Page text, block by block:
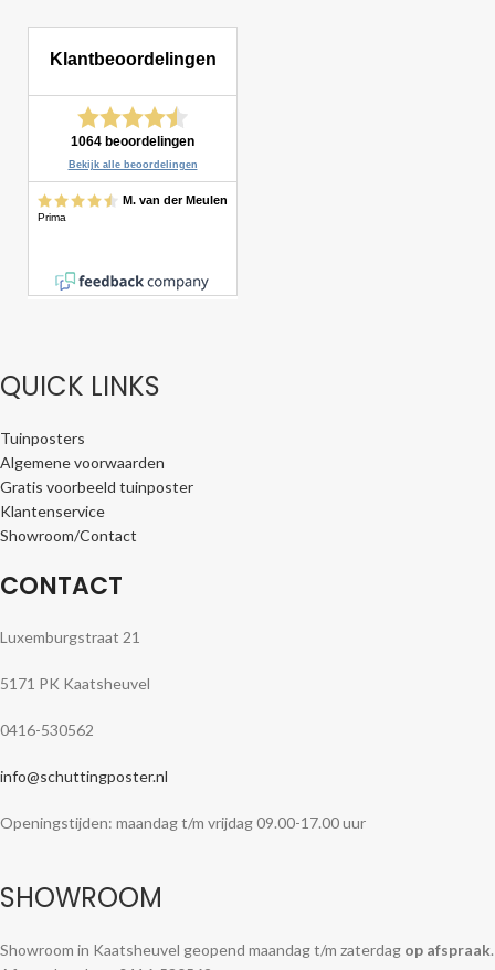
QUICK LINKS
Tuinposters
Algemene voorwaarden
Gratis voorbeeld tuinposter
Klantenservice
Showroom/Contact
CONTACT
Luxemburgstraat 21
5171 PK Kaatsheuvel
0416-530562
info@schuttingposter.nl
Openingstijden: maandag t/m vrijdag 09.00-17.00 uur
SHOWROOM
Showroom in Kaatsheuvel geopend maandag t/m zaterdag op afspraak.